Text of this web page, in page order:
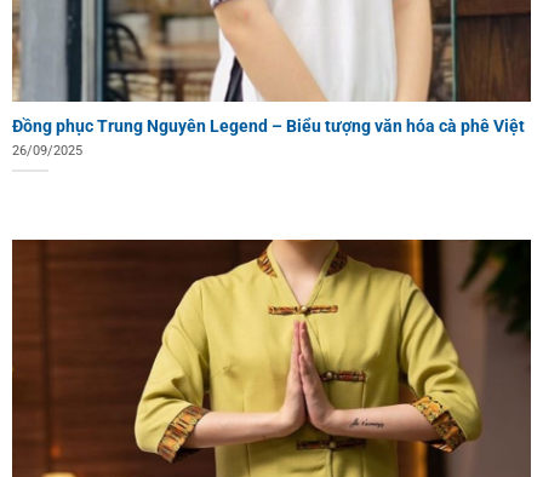
Đồng phục Trung Nguyên Legend – Biểu tượng văn hóa cà phê Việt
26/09/2025